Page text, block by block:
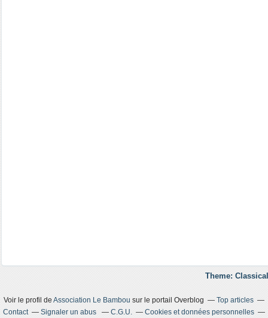
Theme:
Voir le profil de Association Le Bambou sur le portail Overblog
Top articles
Contact
Signaler un abus C.G.U.
Cookies et données personnelles